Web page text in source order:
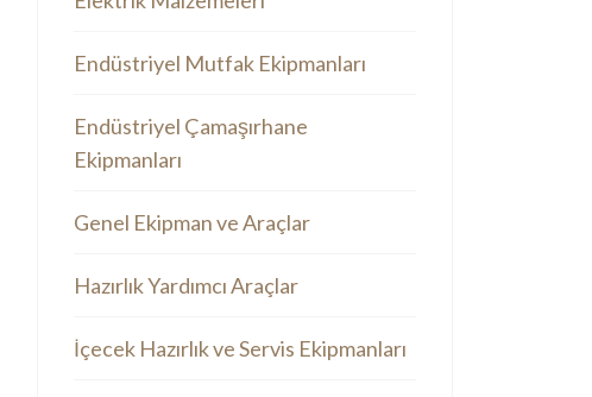
Endüstriyel Mutfak Ekipmanları
Endüstriyel Çamaşırhane
Ekipmanları
Genel Ekipman ve Araçlar
Hazırlık Yardımcı Araçlar
İçecek Hazırlık ve Servis Ekipmanları